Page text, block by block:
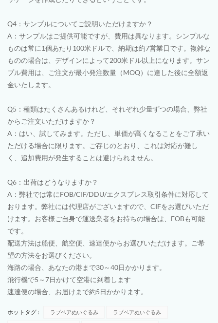
Q4：サンプルについてご説明いただけますか？
A：サンプルはご提供可能ですが、費用は異なります。シンプルな
ものは常に1個あたり100米ドルで、納期は約7営業日です。複雑な
ものの場合は、デザインによって200米ドル以上になります。サン
プル費用は、ご注文が最小発注数量（MOQ）に達した後に全額返
金いたします。
Q5：種類はたくさんあるけれど、それぞれ少量ずつの場合、弊社
からご注文いただけますか？
A：はい、試してみます。ただし、単価が高くなることをご了承い
ただける場合に限ります。ご存じのとおり、これは対応が難し
く、追加費用が発生することは避けられません。
Q6：出荷はどうなりますか？
A：弊社では常にFOB/CIF/DDU/エクスプレス取引条件に対応して
おります。弊社には代理店がございますので、CIFをお選びいただ
けます。お客様ご自身で運送業者をお持ちの場合は、FOBも可能
です。
配送方法は船便、航空便、速達便からお選びいただけます。ご希
望の方法をお選びください。
海路の場合、あなたの港まで30～40日かかります。
飛行機で5～7日かけて空港に到着します
速達便の場合、お届けまで約5日かかります。
ホットタグ : ラブベアぬいぐるみ ラブベアぬいぐるみ